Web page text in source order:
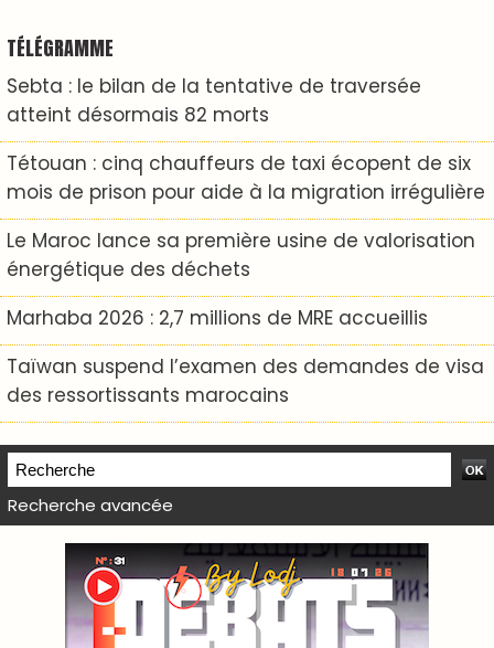
TÉLÉGRAMME
Sebta : le bilan de la tentative de traversée
atteint désormais 82 morts
Tétouan : cinq chauffeurs de taxi écopent de six
mois de prison pour aide à la migration irrégulière
Le Maroc lance sa première usine de valorisation
énergétique des déchets
Marhaba 2026 : 2,7 millions de MRE accueillis
Taïwan suspend l’examen des demandes de visa
des ressortissants marocains
Recherche avancée
WEB TV LODJ24 : Youtube, kick et twitch